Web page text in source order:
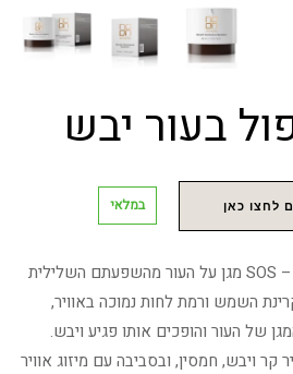
לחצו כאן במלאי
SOS – Smart Occlusive System מגן על העור מהשפעתם השלילית
השמש ורמת לחות נמוכה באוויר,
של העור והופכים אותו פגיע ויבש.
ויבש, חמסין, ובסביבה עם מיזוג אוויר